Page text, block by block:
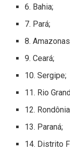
6. Bahia;
7. Pará;
8.
9. Ceará;
10. Sergipe;
11. Rio
12.
13. Paraná;
14. Distrito